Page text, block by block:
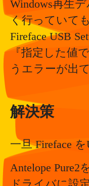
Windows再生
く行っていて
Fireface USB
『指定した値
うエラーが出
解決策
一旦 Fireface
Antelope Pure2